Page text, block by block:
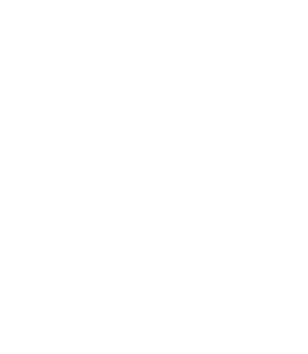
hinzufügen
hinzufügen